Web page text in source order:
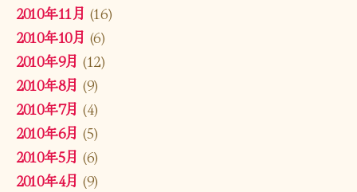
2010年11月 (16)
2010年10月 (6)
2010年9月 (12)
2010年8月 (9)
2010年7月 (4)
2010年6月 (5)
2010年5月 (6)
2010年4月 (9)